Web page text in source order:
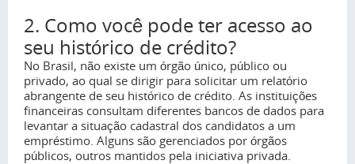
2. Como você pode ter acesso ao
seu histórico de crédito?
No Brasil, não existe um órgão único, público ou
privado, ao qual se dirigir para solicitar um relatório
abrangente de seu histórico de crédito. As instituições
financeiras consultam diferentes bancos de dados para
levantar a situação cadastral dos candidatos a um
empréstimo. Alguns são gerenciados por órgãos
públicos, outros mantidos pela iniciativa privada.